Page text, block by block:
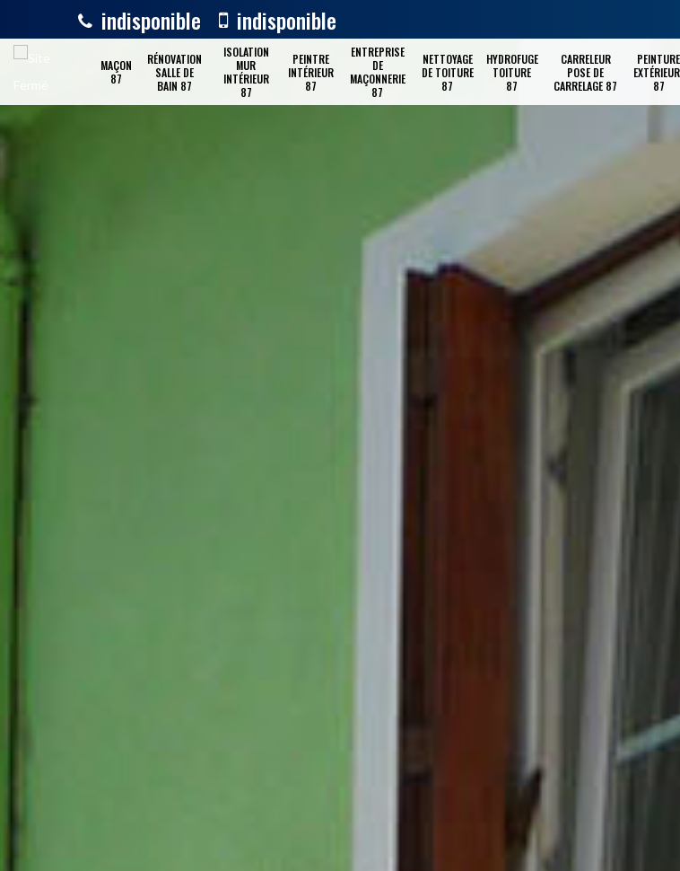
indisponible indisponible
MAÇON
87
RÉNOVATION
SALLE DE
BAIN 87
ISOLATION
MUR
INTÉRIEUR
87
PEINTRE
INTÉRIEUR
87
ENTREPRISE
DE
MAÇONNERIE
87
NETTOYAGE
DE TOITURE
87
HYDROFUGE
TOITURE
87
CARRELEUR
POSE DE
CARRELAGE 87
PEINTURE
87